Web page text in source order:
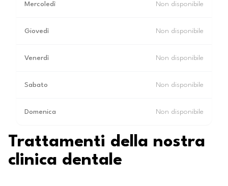
Mercoledì Non disponibile
Giovedì Non disponibile
Venerdì Non disponibile
Sabato Non disponibile
Domenica Non disponibile
Trattamenti della nostra
clinica dentale